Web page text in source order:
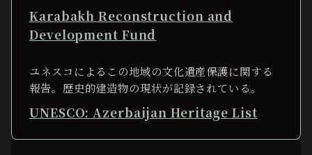
Karabakh Reconstruction and
Development Fund
ユネスコによるこの地域の文化遺産保護に関する
報告。歴史的建造物の現状が記録されている。
UNESCO: Azerbaijan Heritage List